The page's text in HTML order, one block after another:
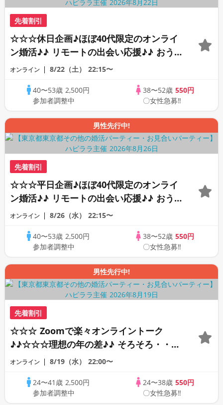
先着割引
☆☆☆休日企画♪ほぼ40代限定のオンライ
ン婚活♪♪ リモートの出会い応援♪♪ おう
ちで乾杯しませんか♪♪ ☆全国の方が対象
PARTY!!
オンライン 8/22（土） 22:15〜
40〜53歳 2,500円
参加者調整中
38〜52歳 550円
〇女性急募‼
男性先行中!
先着割引
☆☆☆平日企画♪ほぼ40代限定のオンライ
ン婚活♪♪ リモートの出会い応援♪♪ おう
ちで乾杯しませんか♪♪ ☆全国の方が対象
PARTY!!
オンライン 8/26（水） 22:15〜
40〜53歳 2,500円
参加者調整中
38〜52歳 550円
〇女性急募‼
男性先行中!
先着割引
☆☆☆ Zoomで楽々オンライントーク
♪♪☆☆☆理想の年の差♪♪ そろそろ・・・
素敵な恋人見つけたい♪ ♪☆カジュアルな
行あり♪♪
オンライン 8/19（水） 22:00〜
24〜41歳 2,500円
参加者調整中
24〜38歳 550円
〇女性急募‼